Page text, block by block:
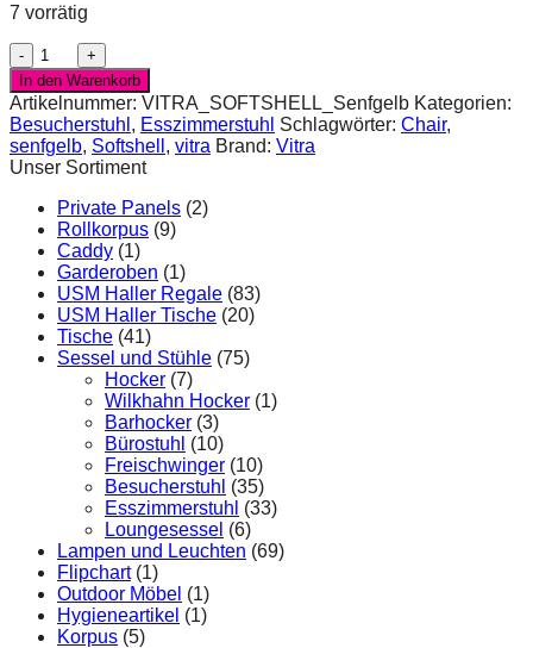
7 vorrätig
Vitra
Softshell
Chair
in
Senfgelb
Menge
In den Warenkorb
Artikelnummer: VITRA_SOFTSHELL_Senfgelb Kategorien:
Besucherstuhl , Esszimmerstuhl Schlagwörter: Chair,
senfgelb, Softshell , vitra Brand: Vitra
Unser Sortiment
Private Panels (2)
Rollkorpus (9)
Caddy (1)
Garderoben (1)
USM Haller Regale (83)
USM Haller Tische (20)
Tische (41)
Sessel und Stühle (75)
Hocker (7)
Wilkhahn Hocker (1)
Barhocker (3)
Bürostuhl (10)
Freischwinger (10)
Besucherstuhl (35)
Esszimmerstuhl (33)
Loungesessel (6)
Lampen und Leuchten (69)
Flipchart (1)
Outdoor Möbel (1)
Hygieneartikel (1)
Korpus (5)